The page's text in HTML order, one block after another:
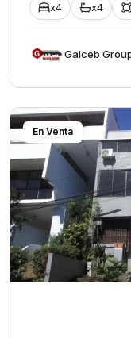
x4 x4
En Venta